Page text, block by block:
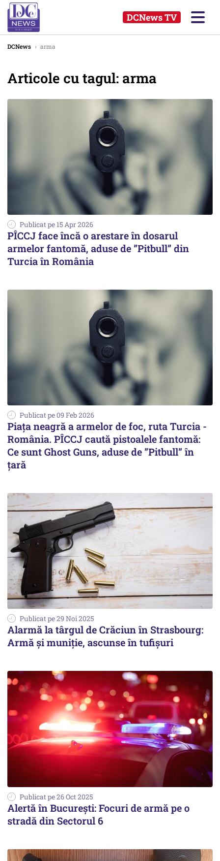
DCNews TV
DCNews › arma
Articole cu tagul: arma
Publicat pe 15 Apr 2026
PÎCCJ face încă o arestare în dosarul
armelor fantomă, aduse de ”Pitbull” din
Turcia în România
Publicat pe 09 Feb 2026
Piața neagră a armelor de foc, ruta Turcia -
România. PÎCCJ caută pistoalele fantomă:
Ce sunt Ghost Guns, aduse de ”Pitbull” în
țară
Publicat pe 29 Noi 2025
Alarmă la târgul de Crăciun în Strasbourg:
Armă și muniție, ascunse în tufișuri
Publicat pe 26 Oct 2025
Alertă în Bucureşti: Focuri de armă pe o
stradă din Sectorul 6